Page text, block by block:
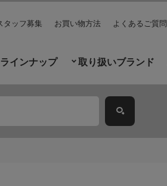
タッフ募集 お買い物方法 よくあるご質問
インナップ 取り扱いブランド